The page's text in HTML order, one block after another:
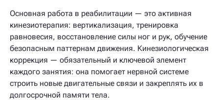
Основная работа в реабилитации — это активная
кинезиотерапия: вертикализация, тренировка
равновесия, восстановление силы ног и рук, обучение
безопасным паттернам движения. Кинезиологическая
коррекция — обязательный и ключевой элемент
каждого занятия: она помогает нервной системе
строить новые двигательные связи и закреплять их в
долгосрочной памяти тела.